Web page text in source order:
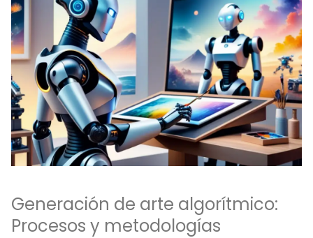
Generación de arte algorítmico:
Procesos y metodologías